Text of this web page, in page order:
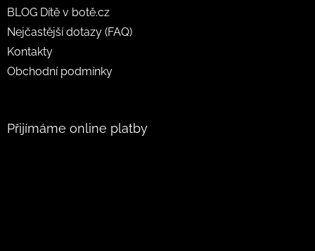
BLOG Dítě v botě.cz
Nejčastější dotazy (FAQ)
Kontakty
Obchodní podmínky
Přijímáme online platby